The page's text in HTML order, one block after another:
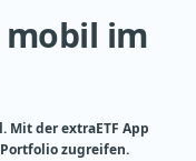
im
Mit der extraETF App
zugreifen.